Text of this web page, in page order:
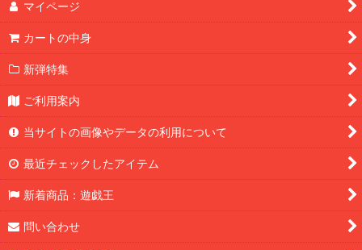
マイページ
カートの中身
新弾特集
ご利用案内
当サイトの画像やデータの利用について
最近チェックしたアイテム
新着商品：遊戯王
問い合わせ